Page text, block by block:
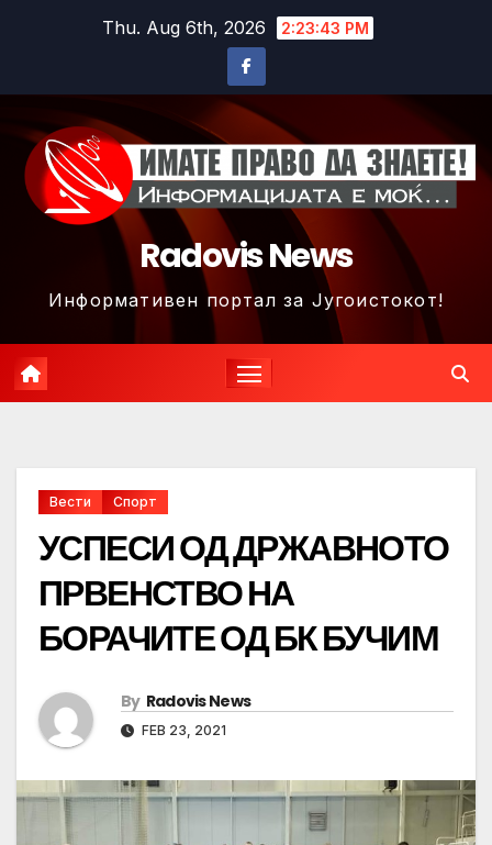
Thu. Aug 6th, 2026 2:23:45 PM
Radovis News
Информативен портал за Југоистокот!
Вести Спорт
УСПЕСИ ОД ДРЖАВНОТО
ПРВЕНСТВО НА
БОРАЧИТЕ ОД БК БУЧИМ
By Radovis News
FEB 23, 2021